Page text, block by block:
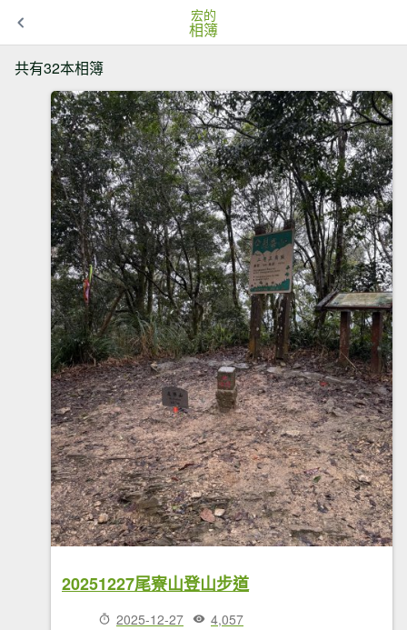
宏的
相簿
共有32本相簿
20251227尾寮山登山步道
2025-12-27 4,057